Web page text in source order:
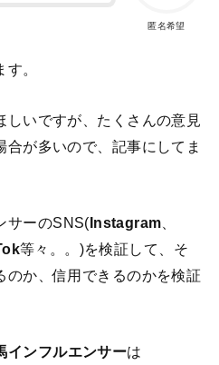
匿名希望
。
しいですが、たくさんの意見
が多いので、記事にしてま
サーのSNS(Instagram
等々。。)を検証して、そ
のか、信用できるのかを検証
インフルエンサーは